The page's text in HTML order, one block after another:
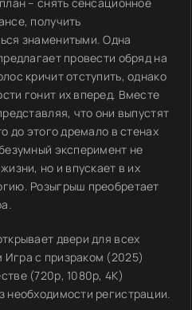
получить
знаменитыми. Одна
провести обряд на
кричит отступить, однако
гонит их вперед. Вместе
что они выпустят
до этого дремало в стенах
эксперимент не
но и впускает в их
Розыгрыш преобретает
двери для всех
с призраком (2025)
(720p, 1080p, 4K)
необходимости регистрации.